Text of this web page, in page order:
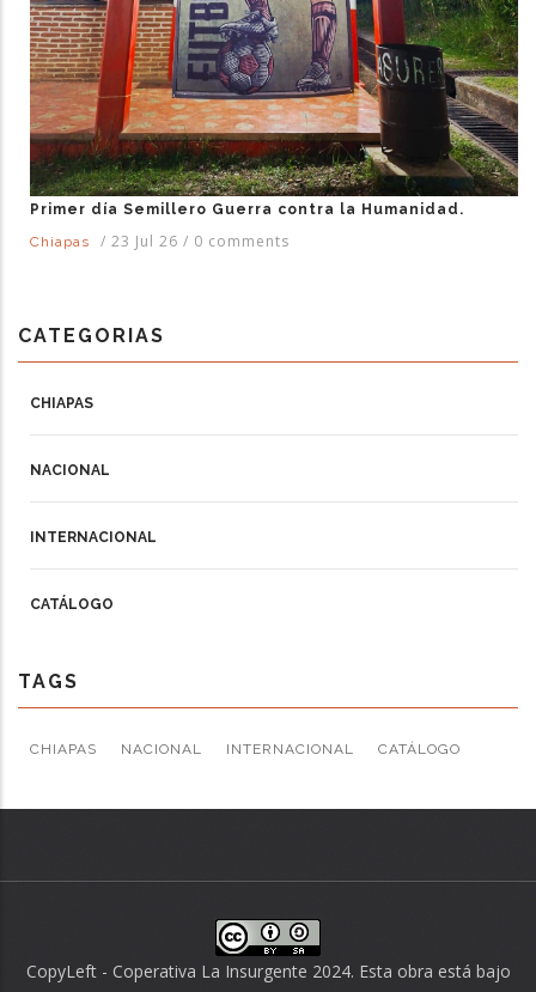
Primer día Semillero Guerra contra la Humanidad.
Chiapas
/ 23 Jul 26 / 0 comments
CATEGORIAS
CHIAPAS
NACIONAL
INTERNACIONAL
CATÁLOGO
TAGS
CHIAPAS NACIONAL INTERNACIONAL CATÁLOGO
CopyLeft - Coperativa La Insurgente 2024. Esta obra está bajo